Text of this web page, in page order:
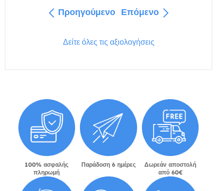
Προηγούμενο Επόμενο
Δείτε όλες τις αξιολογήσεις
100% ασφαλής
πληρωμή
Παράδοση 6 ημέρες
Δωρεάν αποστολή
από 60€